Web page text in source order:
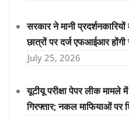
सरकार ने मानी
छात्रों पर दर्ज एफआईआर होंगी
July 25, 2026
यूटीयू परीक्षा पेपर लीक मामले
गिरफ्तार; नकल माफियाओं पर